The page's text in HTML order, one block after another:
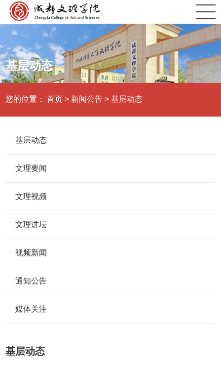
基层动态
您的位置： 首页 > 新闻公告 >基层动态
基层动态
文理要闻
文理视频
文理讲坛
视频新闻
通知公告
媒体关注
基层动态